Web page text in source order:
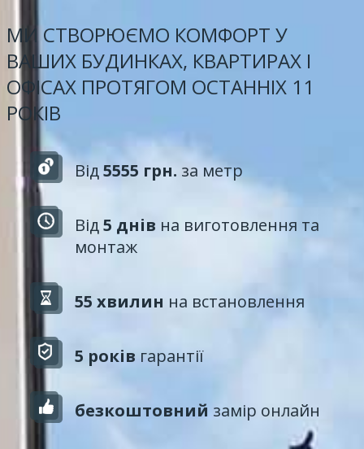
МИ СТВОРЮЄМО КОМФОРТ У
ВАШИХ БУДИНКАХ, КВАРТИРАХ І
ОФІСАХ ПРОТЯГОМ ОСТАННІХ 11
РОКІВ
Від5555 грн. за метр
Від5 днів на виготовлення та
монтаж
55 хвилин на встановлення
5 років гарантії
безкоштовний замір онлайн